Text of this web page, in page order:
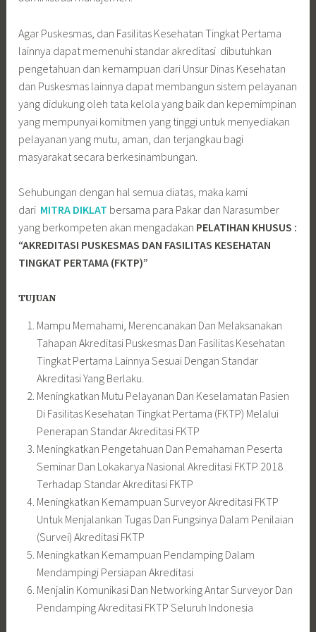
Agar Puskesmas, dan Fasilitas Kesehatan Tingkat Pertama
lainnya dapat memenuhi standar akreditasi dibutuhkan
pengetahuan dan kemampuan dari Unsur Dinas Kesehatan
dan Puskesmas lainnya dapat membangun sistem pelayanan
yang didukung oleh tata kelola yang baik dan kepemimpinan
yang mempunyai komitmen yang tinggi untuk menyediakan
pelayanan yang mutu, aman, dan terjangkau bagi
masyarakat secara berkesinambungan.
Sehubungan dengan hal semua diatas, maka kami
dari MITRA DIKLAT bersama para Pakar dan Narasumber
yang berkompeten akan mengadakan PELATIHAN KHUSUS :
“AKREDITASI PUSKESMAS DAN FASILITAS KESEHATAN
TINGKAT PERTAMA (FKTP)”
TUJUAN
Mampu Memahami, Merencanakan Dan Melaksanakan
Tahapan Akreditasi Puskesmas Dan Fasilitas Kesehatan
Tingkat Pertama Lainnya Sesuai Dengan Standar
Akreditasi Yang Berlaku.
Meningkatkan Mutu Pelayanan Dan Keselamatan Pasien
Di Fasilitas Kesehatan Tingkat Pertama (FKTP) Melalui
Penerapan Standar Akreditasi FKTP
Meningkatkan Pengetahuan Dan Pemahaman Peserta
Seminar Dan Lokakarya Nasional Akreditasi FKTP 2018
Terhadap Standar Akreditasi FKTP
Meningkatkan Kemampuan Surveyor Akreditasi FKTP
Untuk Menjalankan Tugas Dan Fungsinya Dalam Penilaian
(Survei) Akreditasi FKTP
Meningkatkan Kemampuan Pendamping Dalam
Mendampingi Persiapan Akreditasi
Menjalin Komunikasi Dan Networking Antar Surveyor Dan
Pendamping Akreditasi FKTP Seluruh Indonesia